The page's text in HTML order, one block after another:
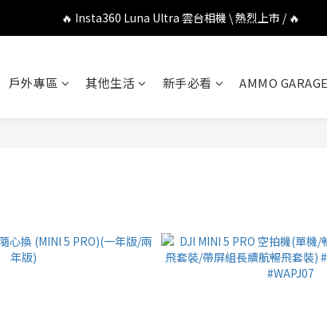
🔥 DJI OSMO POCKET 4P 口袋相機 \ 熱烈上市 / 🔥
🔥 Insta360 Luna Ultra 雲台相機 \ 熱烈上市 / 🔥
🔥 DJI OSMO POCKET 4P 口袋相機 \ 熱烈上市 / 🔥
戶外專區 其他生活 新手必看 AMMO